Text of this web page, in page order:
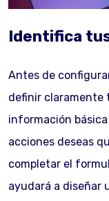
Identifica
Antes de
definir claramente
información
acciones deseas
completar el
ayudará a diseñar